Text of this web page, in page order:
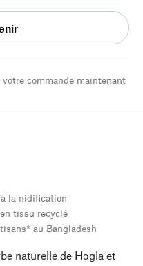
votre commande maintenant
la nidification
tissu recyclé
au Bangladesh
naturelle de Hogla et